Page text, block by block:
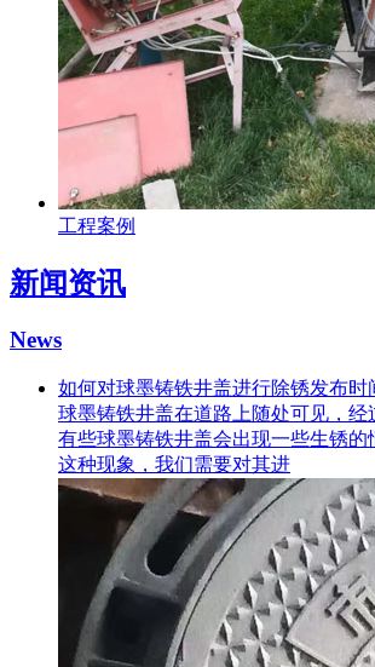
工程案例
新闻资讯
News
如何对球墨铸铁井盖进行除锈发布时
球墨铸铁井盖在道路上随处可见，经
有些球墨铸铁井盖会出现一些生锈的
这种现象，我们需要对其进